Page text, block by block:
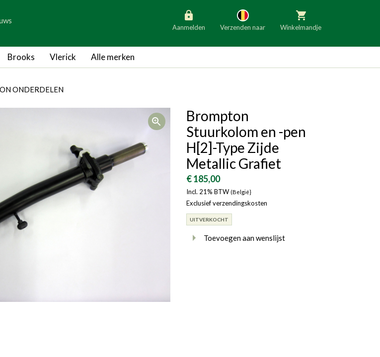
Aanmelden Verzenden naar
Slovenië
Denemarken Finland
Bulgarije Ierland
Winkelmandje
Brooks Vlerick Alle merken
ONDERDELEN
Open
Brompton
Stuurkolom en -pen
H[2]-Type Zijde
Metallic Grafiet
€ 185,00
Incl. 21% BTW (België}
Exclusief verzendingskosten
UITVERKOCHT
Toevoegen aan wenslijst